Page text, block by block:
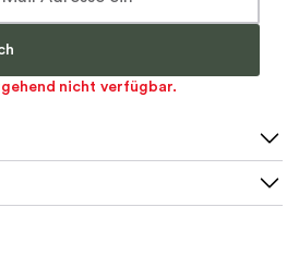
nicht verfügbar.